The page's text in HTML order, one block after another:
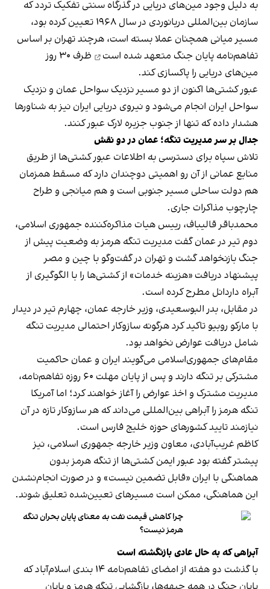
به دلیل وجود مین‌های دریایی در گذرگاه سنتی تفکیک تردد که
سازمان بین‌المللی دریانوردی در سال ۱۹۶۸ تعیین کرده بود،
مسیر میانی همچنان عملا بسته است، هرچند تهران بر اساس
تفاهم‌نامه پایان جنگ متعهد شده است
ظرف ۳۰ روز
مین‌های دریایی را پاکسازی کند.
عبور کشتی‌ها اکنون از دو مسیر نزدیک سواحل عمان و نزدیک
سواحل ایران انجام می‌شود و نیروی دریایی ایران نیز به شناورها
هشدار داده که تنها از جنوب جزیره لارک عبور کنند.
جدال بر سر مدیریت تنگه؛ عمان در دو نقش
تلاش سپاه برای دسترسی به اطلاعات عبور کشتی‌ها از طریق
منابع عمانی از آن رو اهمیتی دوچندان دارد که مسقط همزمان
هم دولت ساحلی مسیر جنوبی است و هم میانجی و طراح
چارچوب مذاکرات جاری.
محمدباقر قالیباف، رییس هیات مذاکره‌کننده جمهوری اسلامی،
دوم تیر در عمان گفت مدیریت تنگه هرمز به وضعیت پیش از
جنگ بازنخواهد گشت و تهران در گفت‌وگو با چین و مصر
پیشنهاد دریافت «هزینه خدمات» از کشتی‌ها را با الگوگیری از
آبراه داردانل مطرح کرده است.
در مقابل، بدر البوسعیدی، وزیر خارجه عمان، چهارم تیر در دیدار
با مارکو روبیو تاکید کرد هرگونه سازوکار احتمالی مدیریت تنگه
شامل دریافت عوارض نخواهد بود.
مقام‌های جمهوری‌اسلامی می‌گویند ایران و عمان حاکمیت
مشترکی بر تنگه دارند و پس از پایان مهلت ۶۰ روزه تفاهم‌نامه،
مدیریت مشترک و اخذ عوارض را آغاز خواهند کرد؛ اما آمریکا
تنگه هرمز را آبراهی بین‌المللی می‌داند که هر سازوکار تازه در آن
نیازمند تایید کشورهای حوزه خلیج فارس است.
کاظم غریب‌آبادی، معاون وزیر خارجه جمهوری اسلامی، نیز
پیشتر گفته بود عبور ایمن کشتی‌ها از تنگه هرمز بدون
هماهنگی با ایران «قابل تضمین نیست» و در صورت انجام‌نشدن
این هماهنگی، ممکن است مسیرهای تعیین‌شده تعلیق شوند.
چرا کاهش قیمت نفت به معنای پایان بحران تنگه
هرمز نیست؟
آبراهی که به حال عادی بازنگشته است
با گذشت دو هفته از امضای تفاهم‌نامه ۱۴ بندی اسلام‌آباد که